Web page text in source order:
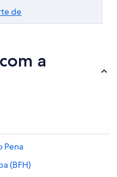
de
a
Pena
(BFH)